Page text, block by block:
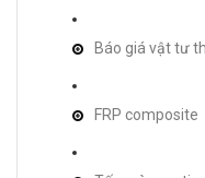
Báo giá vật tư
FRP composite